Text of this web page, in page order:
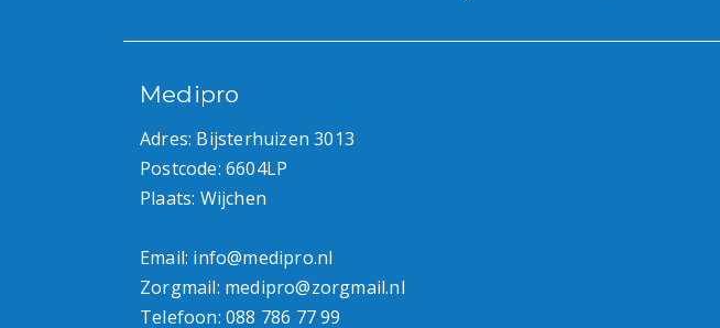
Medipro
Adres: Bijsterhuizen 3013
Postcode: 6604LP
Plaats: Wijchen
Email: info@medipro.nl
Zorgmail: medipro@zorgmail.nl
Telefoon: 088 786 77 99